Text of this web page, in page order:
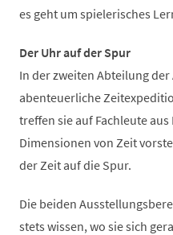
es geht um spielerisches
Der Uhr auf der Spur
In der zweiten Abteilung
abenteuerliche
treffen sie auf Fachleute
Dimensionen von Zeit
der Zeit auf die Spur.
Die beiden
stets wissen, wo sie sich